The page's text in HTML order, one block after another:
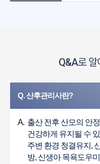
Q&A로 알
Q. 산후관리사란?
A. 출산 전후 산모의 안
건강하게 유지될 수
주변 환경 청결유지,
방, 신생아 목욕도우